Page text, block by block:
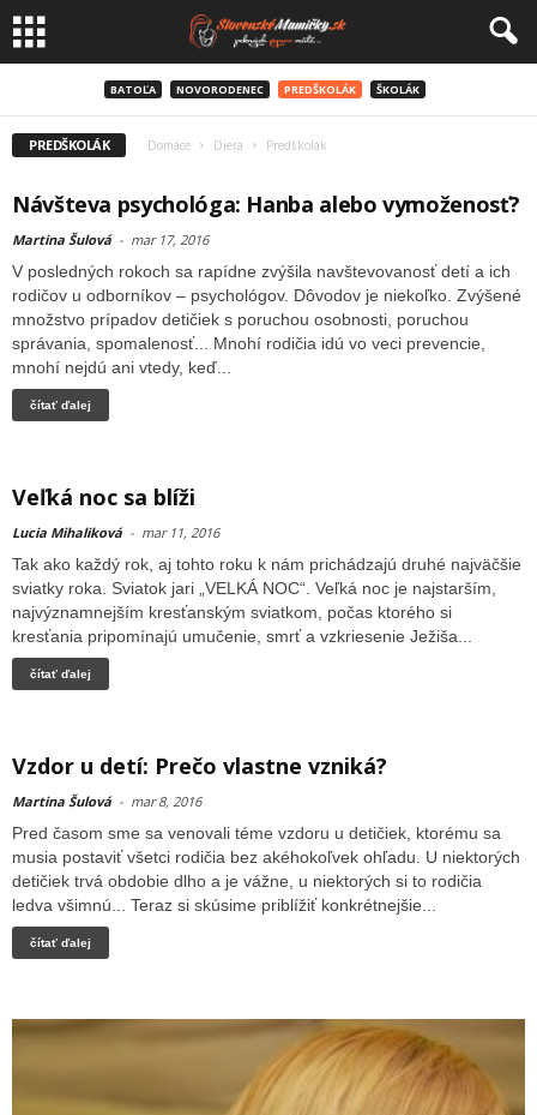
BATOĽA NOVORODENEC PREDŠKOLÁK ŠKOLÁK
PREDŠKOLÁK Domáce Dieťa Predškolák
Návšteva psychológa: Hanba alebo vymoženosť?
Martina Šulová - mar 17, 2016
V posledných rokoch sa rapídne zvýšila navštevovanosť detí a ich
rodičov u odborníkov – psychológov. Dôvodov je niekoľko. Zvýšené
množstvo prípadov detičiek s poruchou osobnosti, poruchou
správania, spomalenosť... Mnohí rodičia idú vo veci prevencie,
mnohí nejdú ani vtedy, keď...
čítať ďalej
Veľká noc sa blíži
Lucia Mihaliková - mar 11, 2016
Tak ako každý rok, aj tohto roku k nám prichádzajú druhé najväčšie
sviatky roka. Sviatok jari „VELKÁ NOC“. Veľká noc je najstarším,
najvýznamnejším kresťanským sviatkom, počas ktorého si
kresťania pripomínajú umučenie, smrť a vzkriesenie Ježiša...
čítať ďalej
Vzdor u detí: Prečo vlastne vzniká?
Martina Šulová - mar 8, 2016
Pred časom sme sa venovali téme vzdoru u detičiek, ktorému sa
musia postaviť všetci rodičia bez akéhokoľvek ohľadu. U niektorých
detičiek trvá obdobie dlho a je vážne, u niektorých si to rodičia
ledva všimnú... Teraz si skúsime priblížiť konkrétnejšie...
čítať ďalej